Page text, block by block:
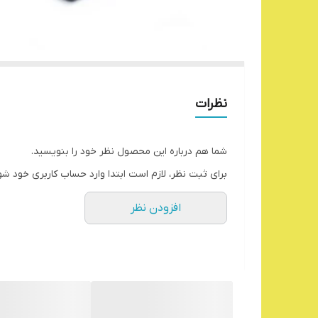
نظرات
شما هم درباره این محصول نظر خود را بنویسید.
برای ثبت نظر، لازم است ابتدا وارد حساب کاربری خود
افزودن نظر